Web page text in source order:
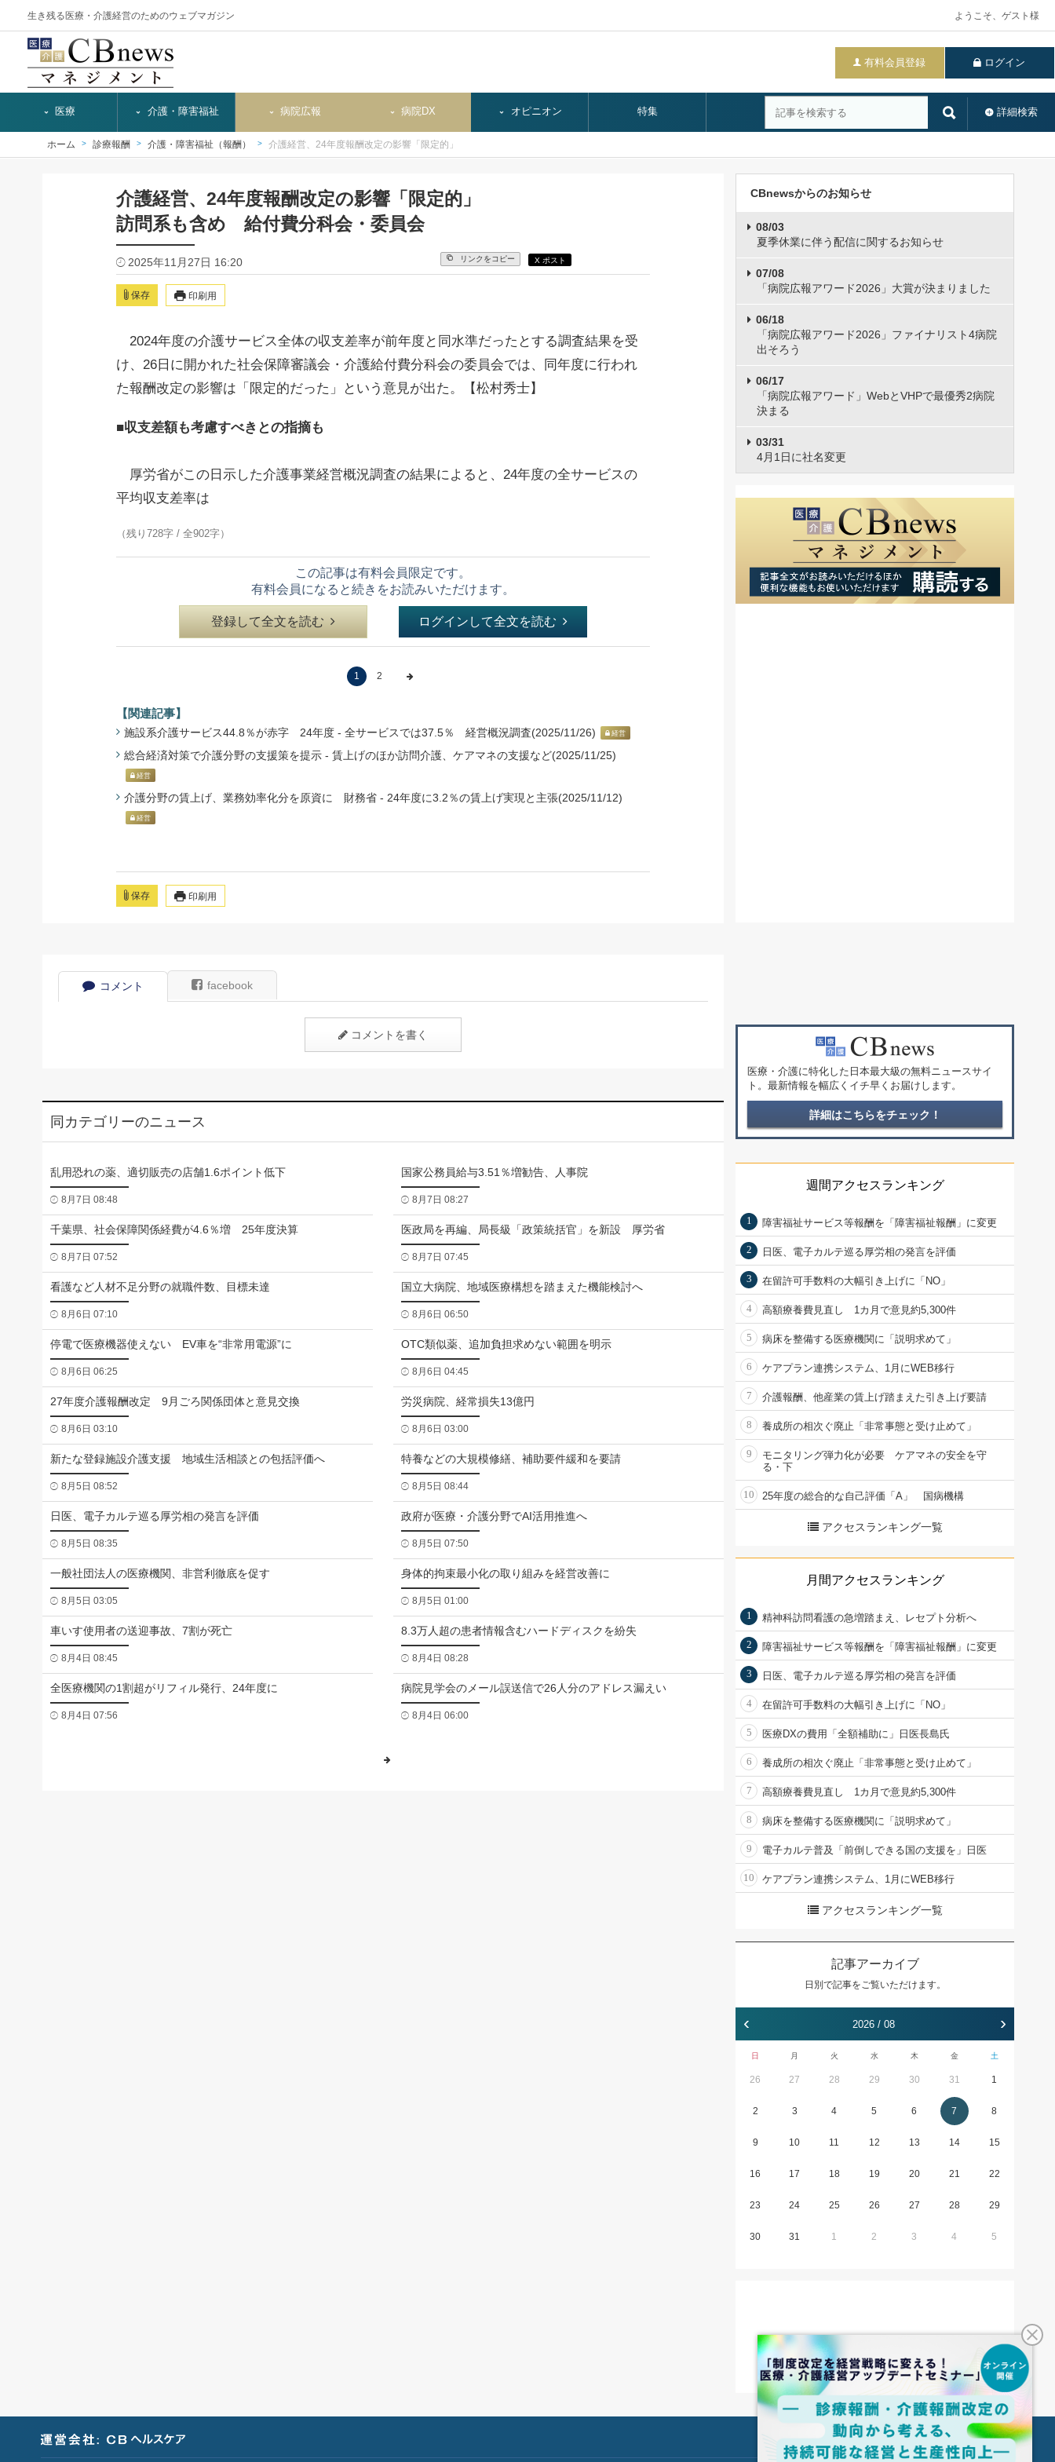
生き残る医療・介護経営のためのウェブマガジン ようこそ、ゲスト様
有料会員登録 ログイン
詳細検索
医療 介護・障害福祉 病院広報 病院DX オピニオン 特集
ホーム 診療報酬 介護・障害福祉（報酬） 介護経営、24年度報酬改定の影響「限定的」
介護経営、24年度報酬改定の影響「限定的」
訪問系も含め 給付費分科会・委員会
2025年11月27日 16:20 リンクをコピー X ポスト
保存 印刷用
2024年度の介護サービス全体の収支差率が前年度と同水準だったとする調査結果を受
け、26日に開かれた社会保障審議会・介護給付費分科会の委員会では、同年度に行われ
た報酬改定の影響は「限定的だった」という意見が出た。【松村秀士】
■収支差額も考慮すべきとの指摘も
厚労省がこの日示した介護事業経営概況調査の結果によると、24年度の全サービスの
平均収支差率は
（残り728字 / 全902字）
この記事は有料会員限定です。
有料会員になると続きをお読みいただけます。
登録して全文を読む ログインして全文を読む
1 2
【関連記事】
施設系介護サービス44.8％が赤字 24年度 - 全サービスでは37.5％ 経営概況調査(2025/11/26) 経営
総合経済対策で介護分野の支援策を提示 - 賃上げのほか訪問介護、ケアマネの支援など(2025/11/25)
経営
介護分野の賃上げ、業務効率化分を原資に 財務省 - 24年度に3.2％の賃上げ実現と主張(2025/11/12)
経営
保存 印刷用
コメント facebook
コメントを書く
同カテゴリーのニュース
乱用恐れの薬、適切販売の店舗1.6ポイント低下
8月7日 08:48
国家公務員給与3.51％増勧告、人事院
8月7日 08:27
千葉県、社会保障関係経費が4.6％増 25年度決算
8月7日 07:52
医政局を再編、局長級「政策統括官」を新設 厚労省
8月7日 07:45
看護など人材不足分野の就職件数、目標未達
8月6日 07:10
国立大病院、地域医療構想を踏まえた機能検討へ
8月6日 06:50
停電で医療機器使えない EV車を“非常用電源”に
8月6日 06:25
OTC類似薬、追加負担求めない範囲を明示
8月6日 04:45
27年度介護報酬改定 9月ごろ関係団体と意見交換
8月6日 03:10
労災病院、経常損失13億円
8月6日 03:00
新たな登録施設介護支援 地域生活相談との包括評価へ
8月5日 08:52
特養などの大規模修繕、補助要件緩和を要請
8月5日 08:44
日医、電子カルテ巡る厚労相の発言を評価
8月5日 08:35
政府が医療・介護分野でAI活用推進へ
8月5日 07:50
一般社団法人の医療機関、非営利徹底を促す
8月5日 03:05
身体的拘束最小化の取り組みを経営改善に
8月5日 01:00
車いす使用者の送迎事故、7割が死亡
8月4日 08:45
8.3万人超の患者情報含むハードディスクを紛失
8月4日 08:28
全医療機関の1割超がリフィル発行、24年度に
8月4日 07:56
病院見学会のメール誤送信で26人分のアドレス漏えい
8月4日 06:00
CBnewsからのお知らせ
08/03
夏季休業に伴う配信に関するお知らせ
07/08
「病院広報アワード2026」大賞が決まりました
06/18
「病院広報アワード2026」ファイナリスト4病院
出そろう
06/17
「病院広報アワード」WebとVHPで最優秀2病院
決まる
03/31
4月1日に社名変更
医療・介護に特化した日本最大級の無料ニュースサイ
ト。最新情報を幅広くイチ早くお届けします。
詳細はこちらをチェック！
週間アクセスランキング
1 障害福祉サービス等報酬を「障害福祉報酬」に変更
2 日医、電子カルテ巡る厚労相の発言を評価
3 在留許可手数料の大幅引き上げに「NO」
4 高額療養費見直し 1カ月で意見約5,300件
5 病床を整備する医療機関に「説明求めて」
6 ケアプラン連携システム、1月にWEB移行
7 介護報酬、他産業の賃上げ踏まえた引き上げ要請
8 養成所の相次ぐ廃止「非常事態と受け止めて」
9
モニタリング弾力化が必要 ケアマネの安全を守
る・下
10 25年度の総合的な自己評価「A」 国病機構
アクセスランキング一覧
月間アクセスランキング
1 精神科訪問看護の急増踏まえ、レセプト分析へ
2 障害福祉サービス等報酬を「障害福祉報酬」に変更
3 日医、電子カルテ巡る厚労相の発言を評価
4 在留許可手数料の大幅引き上げに「NO」
5 医療DXの費用「全額補助に」日医長島氏
6 養成所の相次ぐ廃止「非常事態と受け止めて」
7 高額療養費見直し 1カ月で意見約5,300件
8 病床を整備する医療機関に「説明求めて」
9 電子カルテ普及「前倒しできる国の支援を」日医
10 ケアプラン連携システム、1月にWEB移行
アクセスランキング一覧
記事アーカイブ
日別で記事をご覧いただけます。
‹ 2026 / 08 ›
日 月 火 水 木 金 土
26 27 28 29 30 31 1
2 3 4 5 6 7 8
9 10 11 12 13 14 15
16 17 18 19 20 21 22
23 24 25 26 27 28 29
30 31 1 2 3 4 5